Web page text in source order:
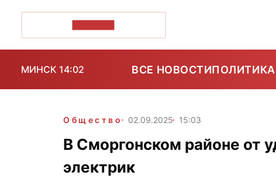
МИНСК 14:02 ВСЕ НОВОСТИПОЛИТИКА
Общество 02.09.2025 15:03
В Сморгонском районе от
электрик